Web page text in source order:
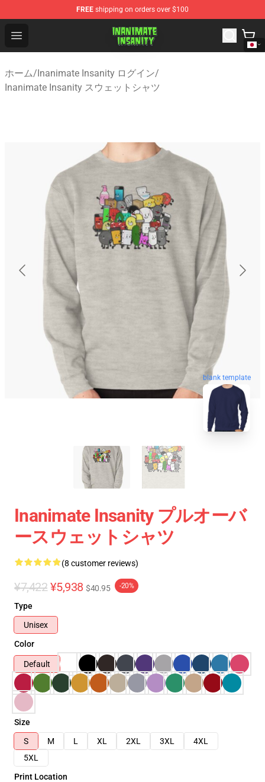
FREE shipping on orders over $100
Open menu
Inanimate Insanity Store - Official Inanimate Insanity
ホーム/Inanimate Insanity ログイン/
Inanimate Insanity スウェットシャツ
blank template
Inanimate Insanity プルオーバ
ースウェットシャツ
(8 customer reviews)
¥7,422 ¥5,938 $40.95 -20%
Type
Unisex
Color
Default
Size
S
M L XL 2XL 3XL
4XL
5XL
Print Location